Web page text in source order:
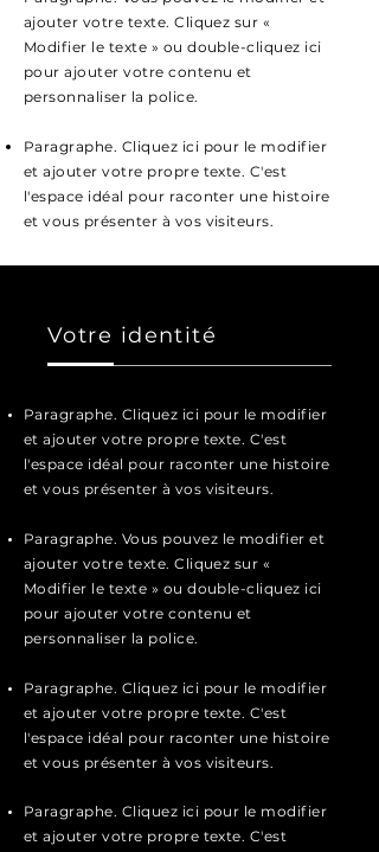
ajouter votre texte. Cliquez sur «
Modifier le texte » ou double-cliquez ici
pour ajouter votre contenu et
personnaliser la police.
Paragraphe. Cliquez ici pour le modifier
et ajouter votre propre texte. C'est
l'espace idéal pour raconter une histoire
et vous présenter à vos visiteurs.
Votre identité
Paragraphe. Cliquez ici pour le modifier
et ajouter votre propre texte. C'est
l'espace idéal pour raconter une histoire
et vous présenter à vos visiteurs.
Paragraphe. Vous pouvez le modifier et
ajouter votre texte. Cliquez sur «
Modifier le texte » ou double-cliquez ici
pour ajouter votre contenu et
personnaliser la police.
Paragraphe. Cliquez ici pour le modifier
et ajouter votre propre texte. C'est
l'espace idéal pour raconter une histoire
et vous présenter à vos visiteurs.
Paragraphe. Cliquez ici pour le modifier
et ajouter votre propre texte. C'est